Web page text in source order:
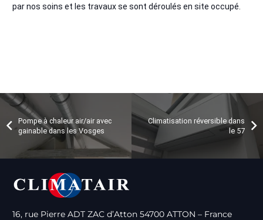
par nos soins et les travaux se sont déroulés en site occupé.
Pompe à chaleur air/air avec
gainable dans les Vosges
Climatisation réversible dans
le 57
16, rue Pierre ADT ZAC d’Atton 54700 ATTON – France